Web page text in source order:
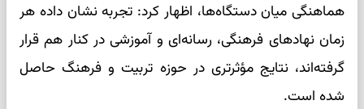
هماهنگی میان دستگاه‌ها، اظهار کرد: تجربه نشان داده هر
زمان نهاد‌های فرهنگی، رسانه‌ای و آموزشی در کنار هم قرار
گرفته‌اند، نتایج مؤثرتری در حوزه تربیت و فرهنگ حاصل
شده است.